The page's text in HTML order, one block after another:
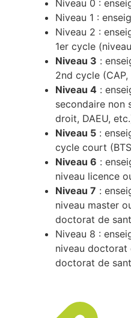
Niveau 0 :
Niveau 1 :
Niveau 2 :
1er cycle
Niveau 3 :
2nd cycle
Niveau 4 :
secondaire non
droit, DAEU,
Niveau 5 :
cycle court
Niveau 6 :
niveau licence
Niveau 7 :
niveau master
doctorat de
Niveau 8 :
niveau doctorat
doctorat de